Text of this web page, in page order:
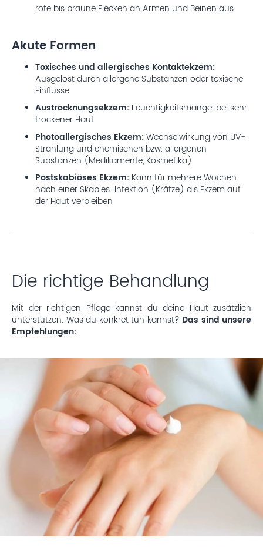
rote bis braune Flecken an Armen und Beinen aus
Akute Formen
Toxisches und allergisches Kontaktekzem:
Ausgelöst durch allergene Substanzen oder toxische
Einflüsse
Austrocknungsekzem: Feuchtigkeitsmangel bei sehr
trockener Haut
Photoallergisches Ekzem:Wechselwirkung von UV-
Strahlung und chemischen bzw. allergenen
Substanzen (Medikamente, Kosmetika)
Postskabiöses Ekzem: Kann für mehrere Wochen
nach einer Skabies-Infektion (Krätze) als Ekzem auf
der Haut verbleiben
Die richtige Behandlung
Mit der richtigen Pflege kannst du deine Haut zusätzlich
unterstützen. Was du konkret tun kannst? Das sind unsere
Empfehlungen: